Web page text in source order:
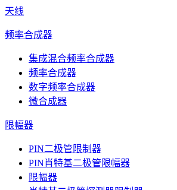
天线
频率合成器
集成混合频率合成器
频率合成器
数字频率合成器
微合成器
限幅器
PIN二极管限制器
PIN肖特基二极管限幅器
限幅器